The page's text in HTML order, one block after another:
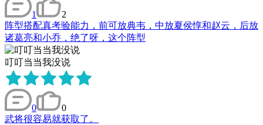
1
2
阵型搭配真考验能力，前可放典韦，中放夏侯惇和赵云，后放
诸葛亮和小乔，绝了呀，这个阵型
叮叮当当我没说
0
0
武将很容易就获取了。